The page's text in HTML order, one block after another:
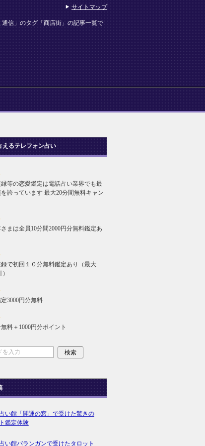
信」のタグ「商店街」の記事一覧で
えるテレフォン占い
等の恋愛鑑定は電話占い業界でも最
誇っています 最大20分間無料キャン
まは全員10分間2000円分無料鑑定あ
で初回１０分無料鑑定あり（最大
3000円分無料
料＋1000円分ポイント
い館「開運の窓」で受けた驚きの
鑑定体験
い館バランガンで受けたタロット
サイトマップ